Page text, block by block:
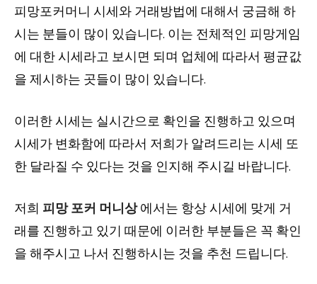
피망포커머니 시세와 거래방법에 대해서 궁금해 하
시는 분들이 많이 있습니다. 이는 전체적인 피망게임
에 대한 시세라고 보시면 되며 업체에 따라서 평균값
을 제시하는 곳들이 많이 있습니다.
이러한 시세는 실시간으로 확인을 진행하고 있으며
시세가 변화함에 따라서 저희가 알려드리는 시세 또
한 달라질 수 있다는 것을 인지해 주시길 바랍니다.
저희 피망 포커 머니상에서는 항상 시세에 맞게 거
래를 진행하고 있기 때문에 이러한 부분들은 꼭 확인
을 해주시고 나서 진행하시는 것을 추천 드립니다.